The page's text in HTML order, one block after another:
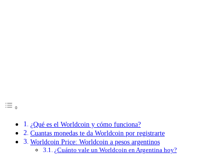
¿Qué es el Worldcoin y cómo funciona?
Cuantas monedas te da Worldcoin por registrarte
Worldcoin Price: Worldcoin a pesos argentinos
¿Cuánto vale un Worldcoin en Argentina hoy?